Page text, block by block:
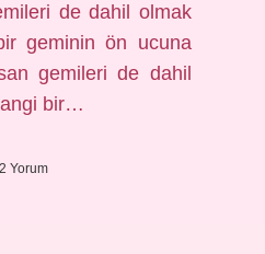
de dahil olmak
geminin ön ucuna
gemileri de dahil
bir…
2 Yorum